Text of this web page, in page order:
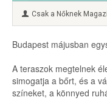
Csak a Nőknek
Budapest májusban
A teraszok megtelnek
simogatja a bőrt, és a
színeket, a könnyed